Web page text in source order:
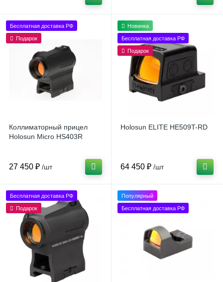
Бесплатная доставка РФ
Подарок
Коллиматорный прицел
Holosun Micro HS403R
27 450 ₽ /шт
Новинка
Бесплатная доставка РФ
Подарок
Holosun ELITE HE509T-RD
64 450 ₽ /шт
Бесплатная доставка РФ
Подарок
Популярный
Бесплатная доставка РФ